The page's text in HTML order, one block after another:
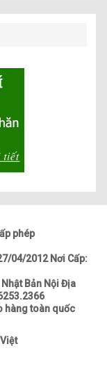
phép
04/2012 Nơi Cấp:
Bản Nội Địa
hàng toàn quốc